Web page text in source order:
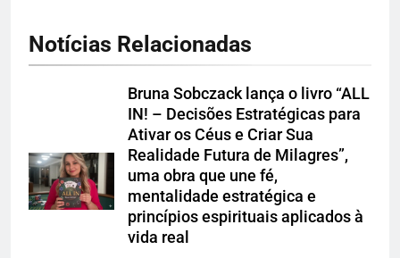
Notícias Relacionadas
Bruna Sobczack lança o livro “ALL
IN! – Decisões Estratégicas para
Ativar os Céus e Criar Sua
Realidade Futura de Milagres”,
uma obra que une fé,
mentalidade estratégica e
princípios espirituais aplicados à
vida real